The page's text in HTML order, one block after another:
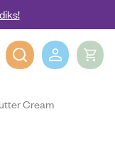
Cream